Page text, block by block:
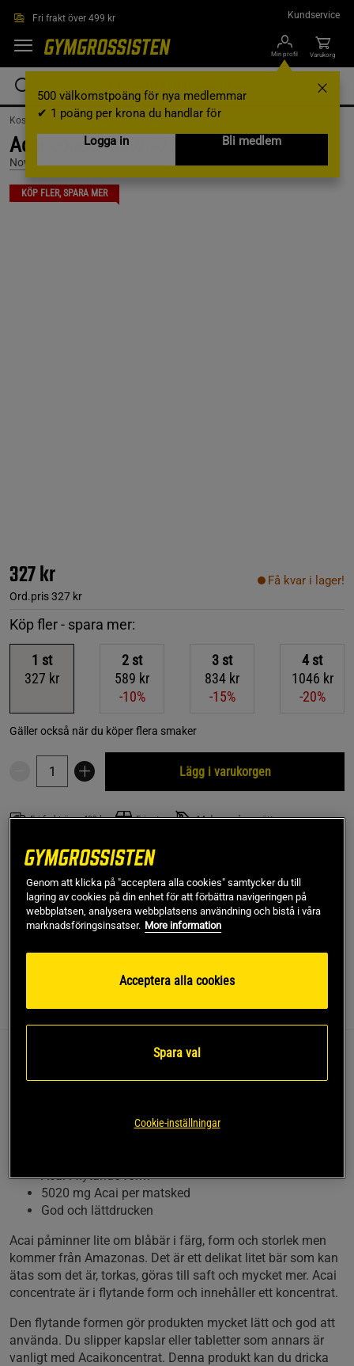
Fri frakt över 499 kr Kundservice
Min profil
500 välkomstpoäng för nya medlemmar
✔ 1 poäng per krona du handlar för
Logga in
Bli medlem
Varukorg
Kosttillskott /Vitaminer & Mineraler /Antioxidanter
Acai concentrate 473 ml
Now Foods
KÖP FLER, SPARA MER
327 kr
Ord.pris327 kr
Få kvar i lager!
Köp fler - spara mer:
1 st
327 kr
2 st
589 kr
-10%
3 st
834 kr
-15%
4 st
1046 kr
-20%
Gäller också när du köper flera smaker
Lägg i varukorgen
Fri frakt över 499 kr Fri retur 14 dagars ångerrätt
SKU #A9110-35| EAN733739048042
Acai concentrate 473 ml, är ett kosttillskott från NOW
Foods. Ett koncentrat av Acai i flytande form där varje
matsked ger 500 mg Acai.
Läs mer
Information Recensioner Näring & Ingredienser
Acai är ett delikat litet bär. Denna produkt ger dig
koncentrerad Acai i flytande form för enklare
koncentrat där varje matsked ger 500 mg Acai. Med
Acai i flytande form
5020 mg Acai per matsked
God och lättdrucken
Acai påminner lite om blåbär i färg, form och storlek men
kommer från Amazonas. Det är ett delikat litet bär som kan
ätas som det är, torkas, göras till saft och mycket mer. Acai
concentrate är i flytande form och innehåller ett koncentrat.
Den flytande formen gör produkten mycket lätt och god att
använda. Du slipper kapslar eller tabletter som annars är
vanligt med Acaikoncentrat. Denna produkt kan du dricka
Genom att klicka på "acceptera alla cookies" samtycker du till
lagring av cookies på din enhet för att förbättra navigeringen på
webbplatsen, analysera webbplatsens användning och bistå i våra
marknadsföringsinsatser. More information
Acceptera alla cookies
Spara val
Cookie-inställningar